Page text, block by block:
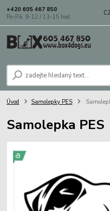
+420 605 467 850
Po-Pá: 9-12 / 13-15 hod.
Úvod Samolepky PES
Samolepka PES